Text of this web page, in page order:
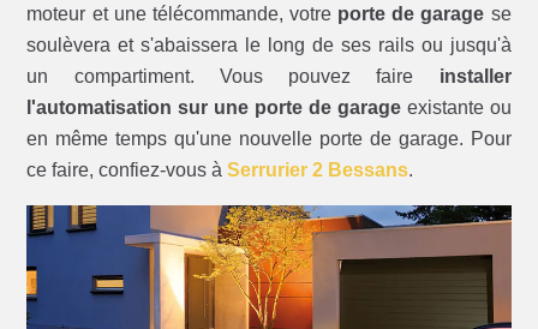
moteur et une télécommande, votre porte de garage se
soulèvera et s'abaissera le long de ses rails ou jusqu'à
un compartiment. Vous pouvez faire installer
l'automatisation sur une porte de garageexistante ou
en même temps qu'une nouvelle porte de garage. Pour
ce faire, confiez-vous àSerrurier 2 Bessans.